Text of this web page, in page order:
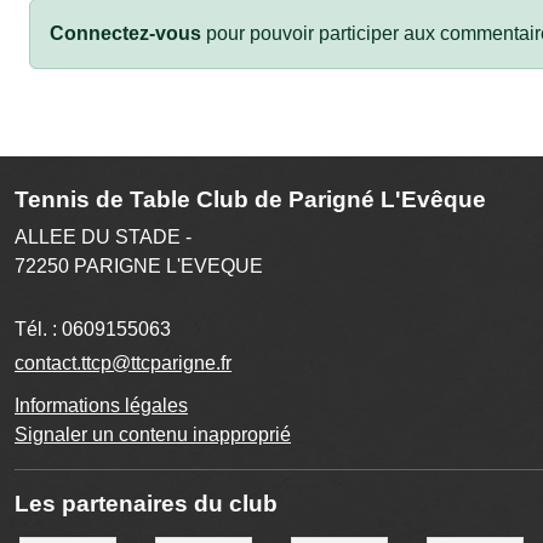
Connectez-vous pour pouvoir participer aux
Tennis de Table Club de Parigné L'Evêque
ALLEE DU STADE -
72250 PARIGNE L'EVEQUE
Tél. : 0609155063
contact.ttcp@ttcparigne.fr
Informations légales
Signaler un contenu inapproprié
Les partenaires du club